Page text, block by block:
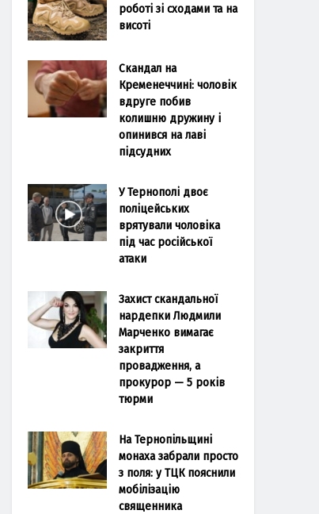
роботі зі сходами та на
висоті
Скандал на
Кременеччині: чоловік
вдруге побив
колишню дружину і
опинився на лаві
підсудних
У Тернополі двоє
поліцейських
врятували чоловіка
під час російської
атаки
Захист скандальної
нардепки Людмили
Марченко вимагає
закриття
провадження, а
прокурор — 5 років
тюрми
На Тернопільщині
монаха забрали просто
з поля: у ТЦК пояснили
мобілізацію
священника